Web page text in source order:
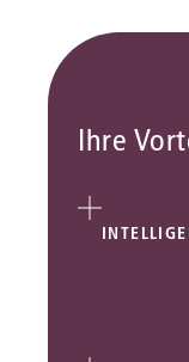
Ihre